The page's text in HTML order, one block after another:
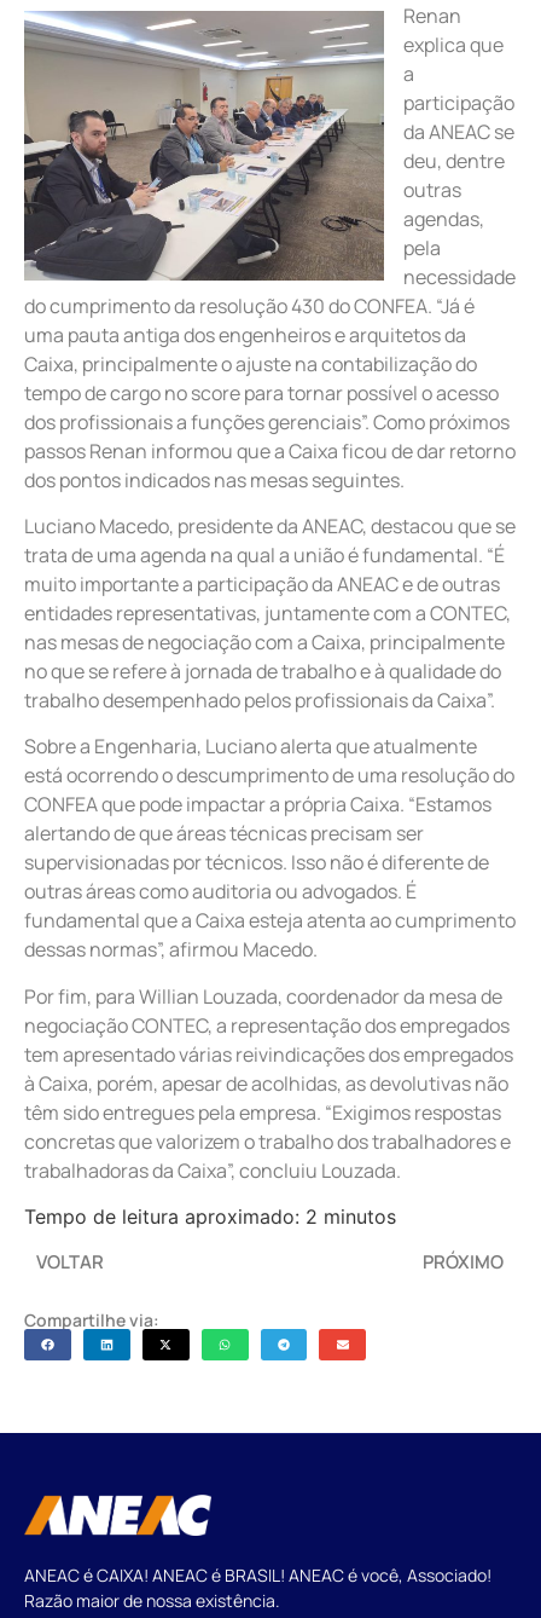
Compartilhe via:
Renan
explica que
a
participação
da ANEAC se
deu, dentre
outras
agendas,
pela
necessidade
do cumprimento da resolução 430 do CONFEA. “Já é
uma pauta antiga dos engenheiros e arquitetos da
Caixa, principalmente o ajuste na contabilização do
tempo de cargo no score para tornar possível o acesso
dos profissionais a funções gerenciais”. Como próximos
passos Renan informou que a Caixa ficou de dar retorno
dos pontos indicados nas mesas seguintes.
Luciano Macedo, presidente da ANEAC, destacou que se
trata de uma agenda na qual a união é fundamental. “É
muito importante a participação da ANEAC e de outras
entidades representativas, juntamente com a CONTEC,
nas mesas de negociação com a Caixa, principalmente
no que se refere à jornada de trabalho e à qualidade do
trabalho desempenhado pelos profissionais da Caixa”.
Sobre a Engenharia, Luciano alerta que atualmente
está ocorrendo o descumprimento de uma resolução do
CONFEA que pode impactar a própria Caixa. “Estamos
alertando de que áreas técnicas precisam ser
supervisionadas por técnicos. Isso não é diferente de
outras áreas como auditoria ou advogados. É
fundamental que a Caixa esteja atenta ao cumprimento
dessas normas”, afirmou Macedo.
Por fim, para Willian Louzada, coordenador da mesa de
negociação CONTEC, a representação dos empregados
tem apresentado várias reivindicações dos empregados
à Caixa, porém, apesar de acolhidas, as devolutivas não
têm sido entregues pela empresa. “Exigimos respostas
concretas que valorizem o trabalho dos trabalhadores e
trabalhadoras da Caixa”, concluiu Louzada.
Tempo de leitura aproximado: 2 minutos
VOLTAR PRÓXIMO
ANEAC é CAIXA! ANEAC é BRASIL! ANEAC é você, Associado!
Razão maior de nossa existência.